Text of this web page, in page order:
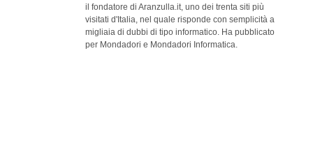
il fondatore di Aranzulla.it, uno dei trenta siti più
visitati d'Italia, nel quale risponde con semplicità a
migliaia di dubbi di tipo informatico. Ha pubblicato
per Mondadori e Mondadori Informatica.